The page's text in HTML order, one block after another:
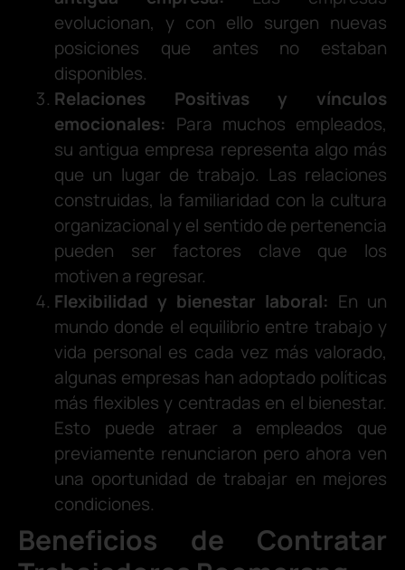
evolucionan, y con ello surgen nuevas
posiciones que antes no estaban
disponibles.
Relaciones Positivas y vínculos
emocionales: Para muchos empleados,
su antigua empresa representa algo más
que un lugar de trabajo. Las relaciones
construidas, la familiaridad con la cultura
organizacional y el sentido de pertenencia
pueden ser factores clave que los
motiven a regresar.
Flexibilidad y bienestar laboral: En un
mundo donde el equilibrio entre trabajo y
vida personal es cada vez más valorado,
algunas empresas han adoptado políticas
más flexibles y centradas en el bienestar.
Esto puede atraer a empleados que
previamente renunciaron pero ahora ven
una oportunidad de trabajar en mejores
condiciones.
Beneficios de Contratar